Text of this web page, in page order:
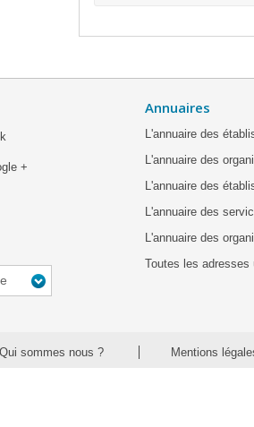
+
Annuaires
L'annuaire des
L'annuaire des
L'annuaire des
L'annuaire des
L'annuaire des
Toutes les adresses
Qui sommes nous ? Mentions